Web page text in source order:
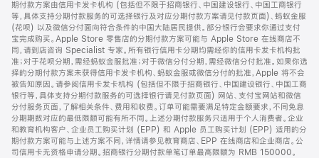
期付款方案由信用卡发卡机构 (包括但不限于招商银行、中国建设银行、中国工商银行
等，具体支持分期付款服务的可选择银行及对应分期付款方案请见付款页面)、蚂蚁金服
(花呗) 以及微信分付面向符合条件的中国大陆居民提供。部分银行会要求你通过支付
宝完成购买。Apple Store 零售店的分期付款方案可能与 Apple Store 在线商店不
同，请到店咨询 Specialist 专家。所有银行信用卡分期均需经你的信用卡发卡机构批
准；对于花呗分期，需经蚂蚁金服批准；对于微信分付分期，需经微信分付批准。如果你选
择的分期付款方案未获得信用卡发卡机构、蚂蚁金服或微信分付的批准，Apple 将不会
被告知原因。请参阅信用卡发卡机构 (包括但不限于招商银行、中国建设银行、中国工商
银行等，具体支持分期付款服务的可选择银行请见付款页面) 网站、支付宝网站和微信
分付服务页面，了解相关条件、费用和收费。订单可能需要满足特定金额要求，不同免息
分期期数对应的最低限额可能有所不同。上述分期付款服务只适用于个人消费者。企业
和教育机构客户、企业员工购买计划 (EPP) 和 Apple 员工购买计划 (EPP) 适用的分
期付款方案可能与上述方案不同，详情请参见教育商店、EPP 在线商店和企业商店。公
司信用卡无资格申请分期。招商银行分期付款单笔订单最高限额为 RMB 150000。